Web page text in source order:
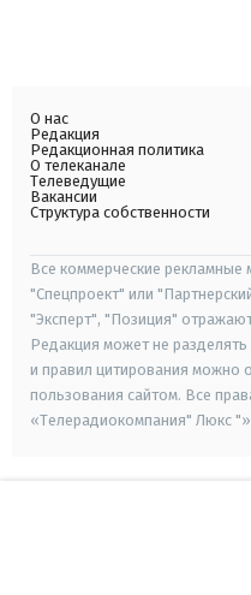
О нас
Редакция
Редакционная политика
О телеканале
Телеведущие
Вакансии
Структура собственности
Все коммерческие
"Спецпроект" или
"Эксперт", "Позиция"
Редакция может не
и правил цитирования можно
пользования сайтом. Все
«Телерадиокомпания" Люкс